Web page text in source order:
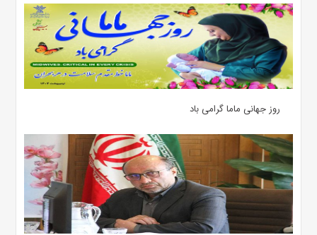
روز جهانی ماما گرامی باد